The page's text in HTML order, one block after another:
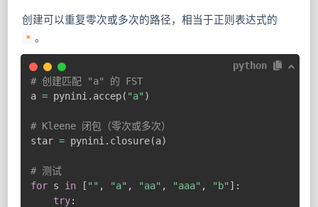
创建可以重复零次或多次的路径，相当于正则表达式的
* 。
python
# 创建匹配 "a" 的 FST
a = pynini . accep( "a" )
# Kleene 闭包（零次或多次）
star = pynini . closure(a)
# 测试
for s in [ "" , "a" , "aa" , "aaa" , "b" ] :
try: